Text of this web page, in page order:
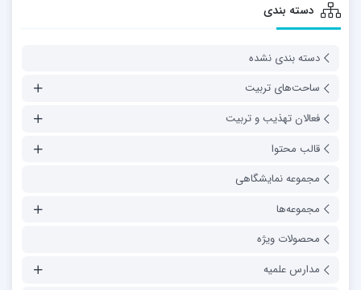
دسته بندی
دسته بندی نشده
ساحت‌های تربیت
فعالان تهذیب و تربیت
قالب محتوا
مجموعه نمایشگاهی
مجموعه‌ها
محصولات ویژه
مدارس علمیه